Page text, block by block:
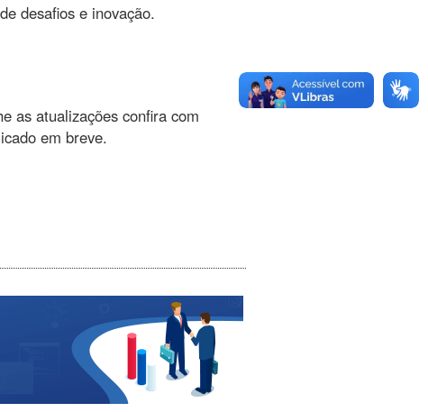
desafios e inovação.
as atualizações confira com
em breve.